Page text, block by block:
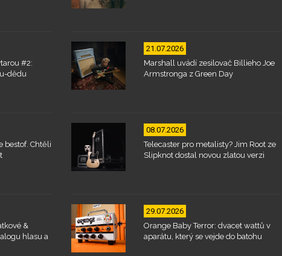
#2:
dědu
bestof. Chtěli
&
hlasu a
21.07.2026
Marshall uvádí zesilovač Billieho Joe
Armstronga z Green Day
08.07.2026
Telecaster pro metalisty? Jim Root ze
Slipknot dostal novou zlatou verzi
29.07.2026
Orange Baby Terror: dvacet wattů v
aparátu, který se vejde do batohu